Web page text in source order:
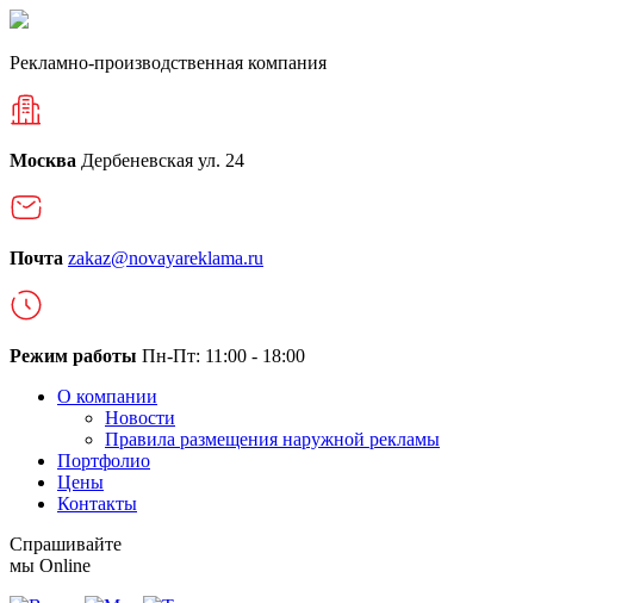
Рекламно-производственная компания
Москва Дербеневская ул. 24
Почта zakaz@novayareklama.ru
Режим работы Пн-Пт: 11:00 - 18:00
О компании
Новости
Правила размещения наружной рекламы
Портфолио
Цены
Контакты
Спрашивайте
мы Online